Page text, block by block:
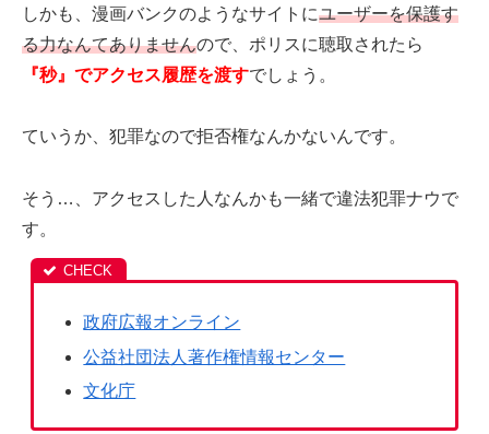
しかも、漫画バンクのようなサイトにユーザーを保護す
る力なんてありませんので、ポリスに聴取されたら
『秒』でアクセス履歴を渡すでしょう。
ていうか、犯罪なので拒否権なんかないんです。
そう…、アクセスした人なんかも一緒で違法犯罪ナウで
す。
政府広報オンライン
公益社団法人著作権情報センター
文化庁